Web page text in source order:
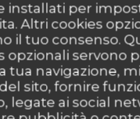
installati per
Altri cookies
il tuo consenso.
opzionali servono
tua navigazione,
sito, fornire
legate ai social
clienti